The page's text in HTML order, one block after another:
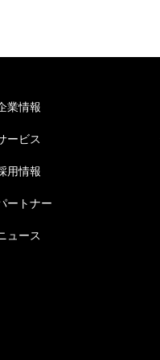
業情報
ービス
用情報
ートナー
ュース